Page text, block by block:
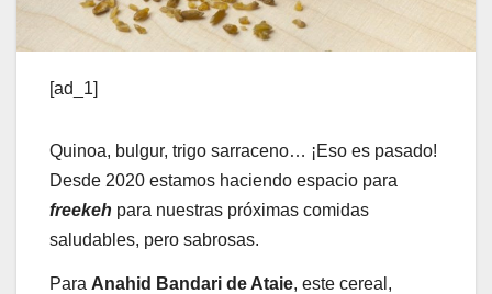
[ad_1]
Quinoa, bulgur, trigo sarraceno… ¡Eso es pasado!
Desde 2020 estamos haciendo espacio para
freekeh para nuestras próximas comidas
saludables, pero sabrosas.
Para Anahid Bandari de Ataie, este cereal,